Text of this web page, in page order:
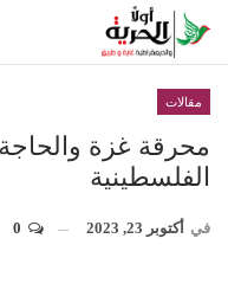
مقالات
محرقة غزة
الفلسطينية
في أكتوبر 23, 2023